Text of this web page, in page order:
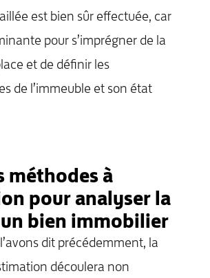
est bien sûr effectuée, car
pour s’imprégner de la
et de définir les
de l’immeuble et son état
méthodes à
pour analyser la
bien immobilier
dit précédemment, la
découlera non